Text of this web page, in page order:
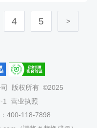
4 5 >
版权所有 ©2025
1
营业执照
400-118-7898